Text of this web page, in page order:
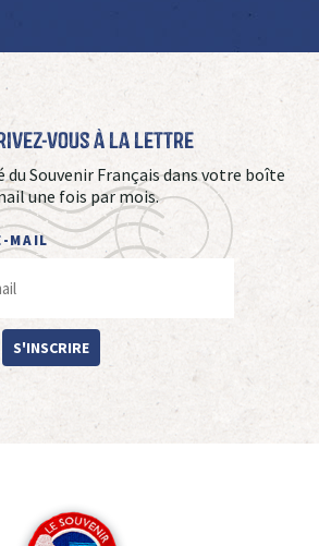
vous à La Lettre
du Souvenir Français dans votre boîte
une fois par mois.
MAIL
S'INSCRIRE